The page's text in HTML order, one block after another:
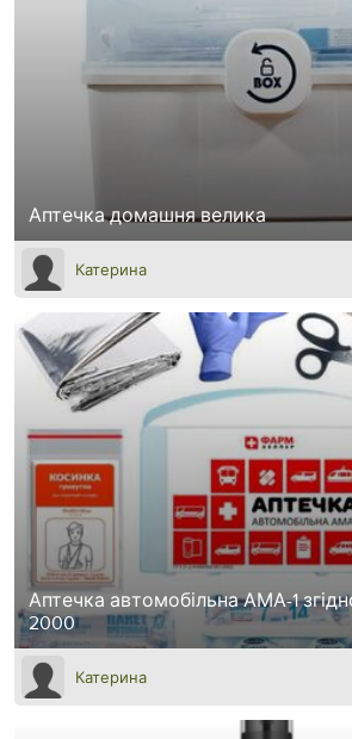
Аптечка домашня велика
Катерина
Аптечка автомобільна АМА-1
2000
Катерина